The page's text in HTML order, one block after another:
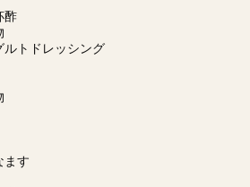
酢
ルトドレッシング
ます